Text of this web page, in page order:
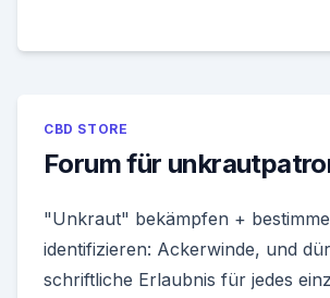
CBD STORE
Forum für
"Unkraut" bekämpfen +
identifizieren: Ackerwinde, und
schriftliche Erlaubnis für jedes